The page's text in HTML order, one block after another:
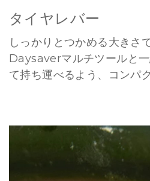
タイヤレバー
しっかりとつかめる大きさ
Daysaverマルチツールと
て持ち運べるよう、コンパ